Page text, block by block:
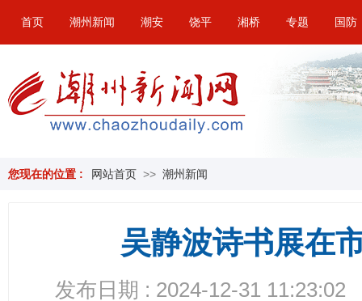
首页 潮州新闻 潮安 饶平 湘桥 专题 国防
您现在的位置 : 网站首页 >> 潮州新闻
吴静波诗书展在
发布日期 : 2024-12-31 11:23:02